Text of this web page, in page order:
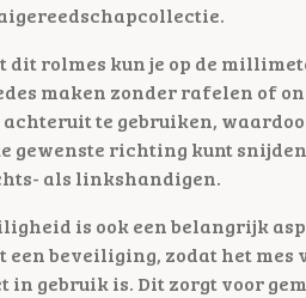
dit rolmes kun je op de
maken zonder rafelen of
achteruit te gebruiken,
gewenste richting kunt
als linkshandigen.
is ook een belangrijk
een beveiliging, zodat het
in gebruik is. Dit zorgt voor